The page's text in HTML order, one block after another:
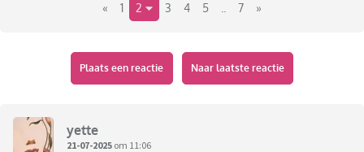
« 1 2 3 4 5 7 »
Plaats een reactie Naar laatste reactie
yette
21-07-2025 om 11:06